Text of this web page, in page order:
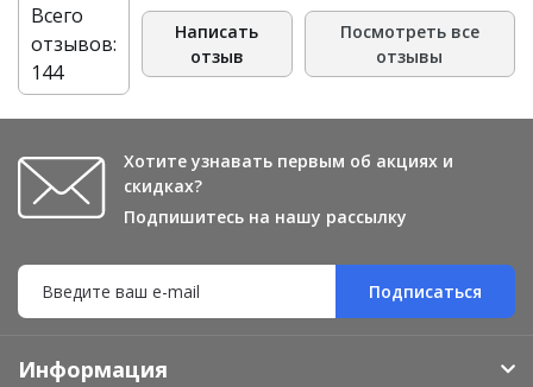
Всего
отзывов:
144
Написать
отзыв
Посмотреть все
отзывы
Хотите узнавать первым об акциях и
скидках?
Подпишитесь на нашу рассылку
Подписаться
Информация